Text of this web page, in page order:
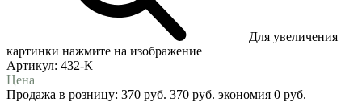
Для увеличения
картинки нажмите на изображение
Артикул: 432-К
Цена
Продажа в розницу: 370 руб. 370 руб. экономия 0 руб.